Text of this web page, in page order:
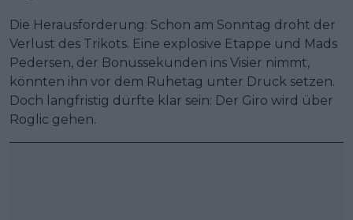
Die Herausforderung: Schon am Sonntag droht der
Verlust des Trikots. Eine explosive Etappe und Mads
Pedersen, der Bonussekunden ins Visier nimmt,
könnten ihn vor dem Ruhetag unter Druck setzen.
Doch langfristig dürfte klar sein: Der Giro wird über
Roglic gehen.